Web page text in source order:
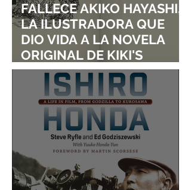
FALLECE AKIKO HAYASHI,
LA ILUSTRADORA QUE
DIO VIDA A LA NOVELA
ORIGINAL DE KIKI'S
DELIVERY SERVICE